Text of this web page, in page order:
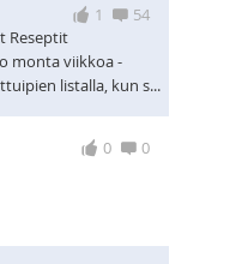
1 54
Reseptit
monta viikkoa -
listalla, kun s...
0 0